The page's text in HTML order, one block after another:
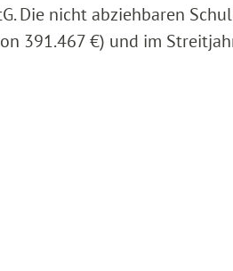
Die nicht abziehbaren
391.467 €) und im